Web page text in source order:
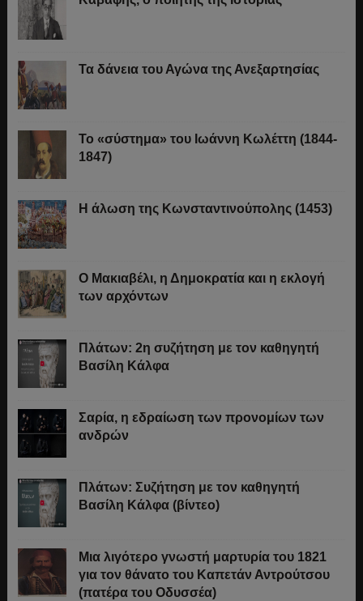
Τα δάνεια του Αγώνα της Ανεξαρτησίας
Το «σύστημα» του Ιωάννη Κωλέττη (1844-
1847)
Η άλωση της Κωνσταντινούπολης (1453)
Ο Μακιαβέλι, η Δημοκρατία και η εκλογή
των αρχόντων
Πλάτων: 2η συζήτηση με τον καθηγητή
Βασίλη Κάλφα
Σαρία, η εδραίωση των προνομίων των
ανδρών
Πλάτων: Συζήτηση με τον καθηγητή
Βασίλη Κάλφα (βίντεο)
Μια λιγότερο γνωστή μαρτυρία του 1821
για τον θάνατο του Καπετάν Αντρούτσου
(πατέρα του Οδυσσέα)